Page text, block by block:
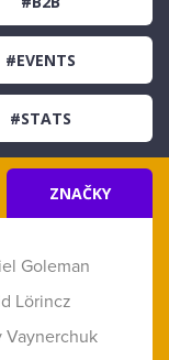
#EVENTS
#STATS
ZNAČKY
Goleman
Lörincz
Vaynerchuk